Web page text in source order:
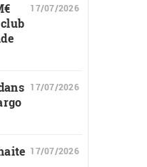
17/07/2026
17/07/2026
17/07/2026